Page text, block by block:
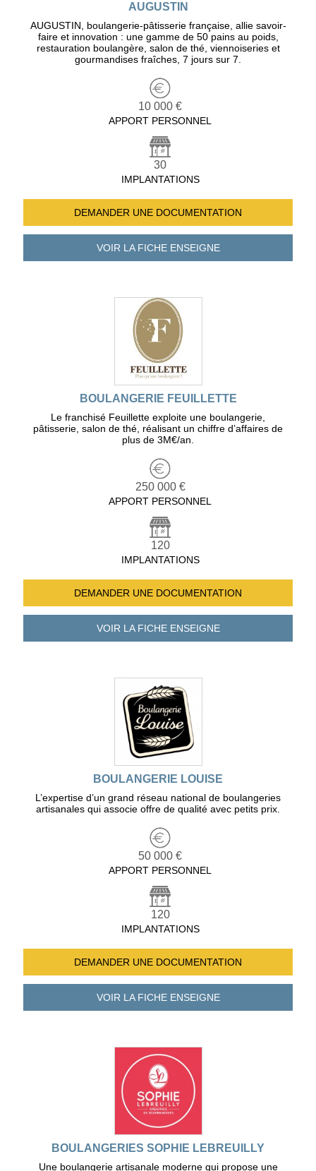
AUGUSTIN
AUGUSTIN, boulangerie-pâtisserie française, allie savoir-
faire et innovation : une gamme de 50 pains au poids,
restauration boulangère, salon de thé, viennoiseries et
gourmandises fraîches, 7 jours sur 7.
10 000 €
APPORT PERSONNEL
30
IMPLANTATIONS
DEMANDER UNE DOCUMENTATION
VOIR LA FICHEENSEIGNE
BOULANGERIE FEUILLETTE
Le franchisé Feuillette exploite une boulangerie,
pâtisserie, salon de thé, réalisant un chiffre d’affaires de
plus de 3M€/an.
250 000 €
APPORT PERSONNEL
120
IMPLANTATIONS
DEMANDER UNE DOCUMENTATION
VOIR LA FICHEENSEIGNE
BOULANGERIE LOUISE
L’expertise d’un grand réseau national de boulangeries
artisanales qui associe offre de qualité avec petits prix.
50 000 €
APPORT PERSONNEL
120
IMPLANTATIONS
DEMANDER UNE DOCUMENTATION
VOIR LA FICHEENSEIGNE
BOULANGERIES SOPHIE LEBREUILLY
Une boulangerie artisanale moderne qui propose une